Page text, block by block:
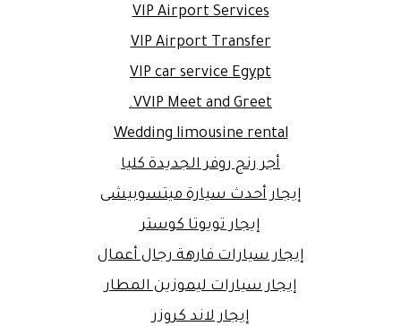
VIP Airport Services
VIP Airport Transfer
VIP car service Egypt
VVIP Meet and Greet.
Wedding limousine rental
أجر رنج روفر الجديدة كليا
إيجار أحدث سيارة ميتسوبيشى
إيجار تويوتا كوستر
إيجار سيارات فارهة رجال أعمال
إيجار سيارات ليموزين المطار
إيجار لاند كروزر